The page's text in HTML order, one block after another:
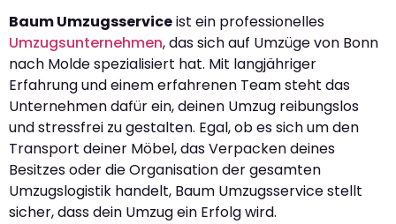
Baum Umzugsserviceist ein professionelles
Umzugsunternehmen, das sich auf Umzüge von Bonn
nach Molde spezialisiert hat. Mit langjähriger
Erfahrung und einem erfahrenen Team steht das
Unternehmen dafür ein, deinen Umzug reibungslos
und stressfrei zu gestalten. Egal, ob es sich um den
Transport deiner Möbel, das Verpacken deines
Besitzes oder die Organisation der gesamten
Umzugslogistik handelt, Baum Umzugsservice stellt
sicher, dass dein Umzug ein Erfolg wird.